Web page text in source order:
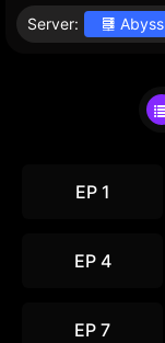
Server: Abyss
EP 1
EP 4
EP 7